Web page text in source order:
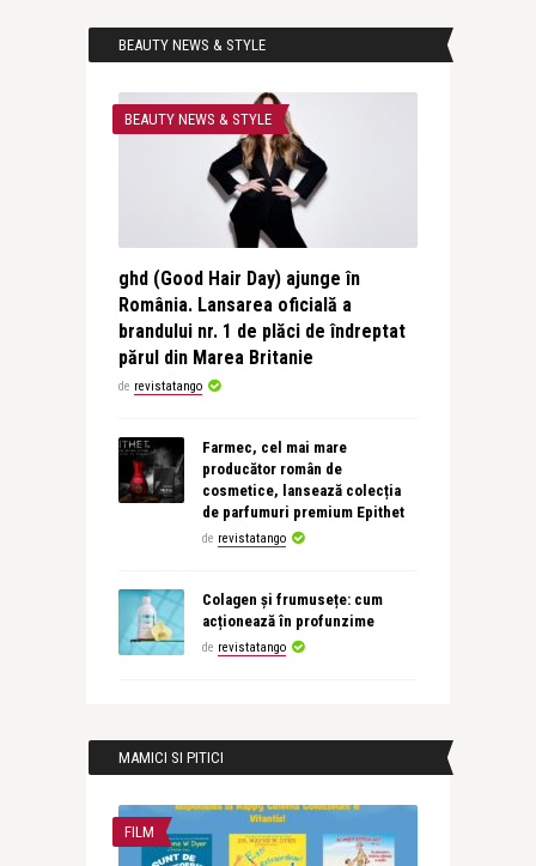
BEAUTY NEWS & STYLE
BEAUTY NEWS & STYLE
ghd (Good Hair Day) ajunge în
România. Lansarea oficială a
brandului nr. 1 de plăci de îndreptat
părul din Marea Britanie
de revistatango
Farmec, cel mai mare
producător român de
cosmetice, lansează colecția
de parfumuri premium Epithet
de revistatango
Colagen și frumusețe: cum
acționează în profunzime
de revistatango
MAMICI SI PITICI
FILM